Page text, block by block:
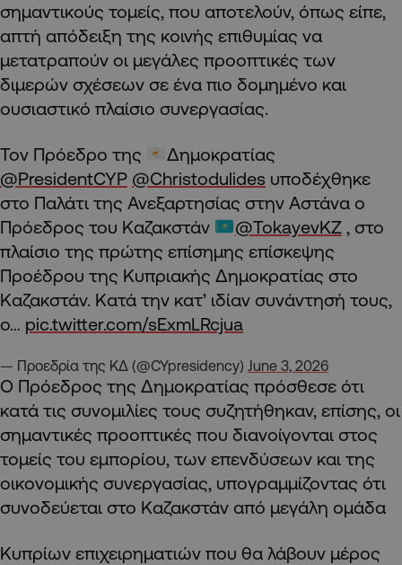
σημαντικούς τομείς, που αποτελούν, όπως είπε,
απτή απόδειξη της κοινής επιθυμίας να
μετατραπούν οι μεγάλες προοπτικές των
διμερών σχέσεων σε ένα πιο δομημένο και
ουσιαστικό πλαίσιο συνεργασίας.
Τον Πρόεδρο της
Δημοκρατίας
@PresidentCYP @Christodulides υποδέχθηκε
στο Παλάτι της Ανεξαρτησίας στην Αστάνα ο
Πρόεδρος του Καζακστάν
@TokayevKZ, στο
πλαίσιο της πρώτης επίσημης επίσκεψης
Προέδρου της Κυπριακής Δημοκρατίας στο
Καζακστάν. Κατά την κατ’ ιδίαν συνάντησή τους,
ο… pic.twitter.com/sExmLRcjua
— Προεδρία της ΚΔ (@CYpresidency) June 3, 2026
Ο Πρόεδρος της Δημοκρατίας πρόσθεσε ότι
κατά τις συνομιλίες τους συζητήθηκαν, επίσης, οι
σημαντικές προοπτικές που διανοίγονται στος
τομείς του εμπορίου, των επενδύσεων και της
οικονομικής συνεργασίας, υπογραμμίζοντας ότι
συνοδεύεται στο Καζακστάν από μεγάλη ομάδα
Κυπρίων επιχειρηματιών που θα λάβουν μέρος